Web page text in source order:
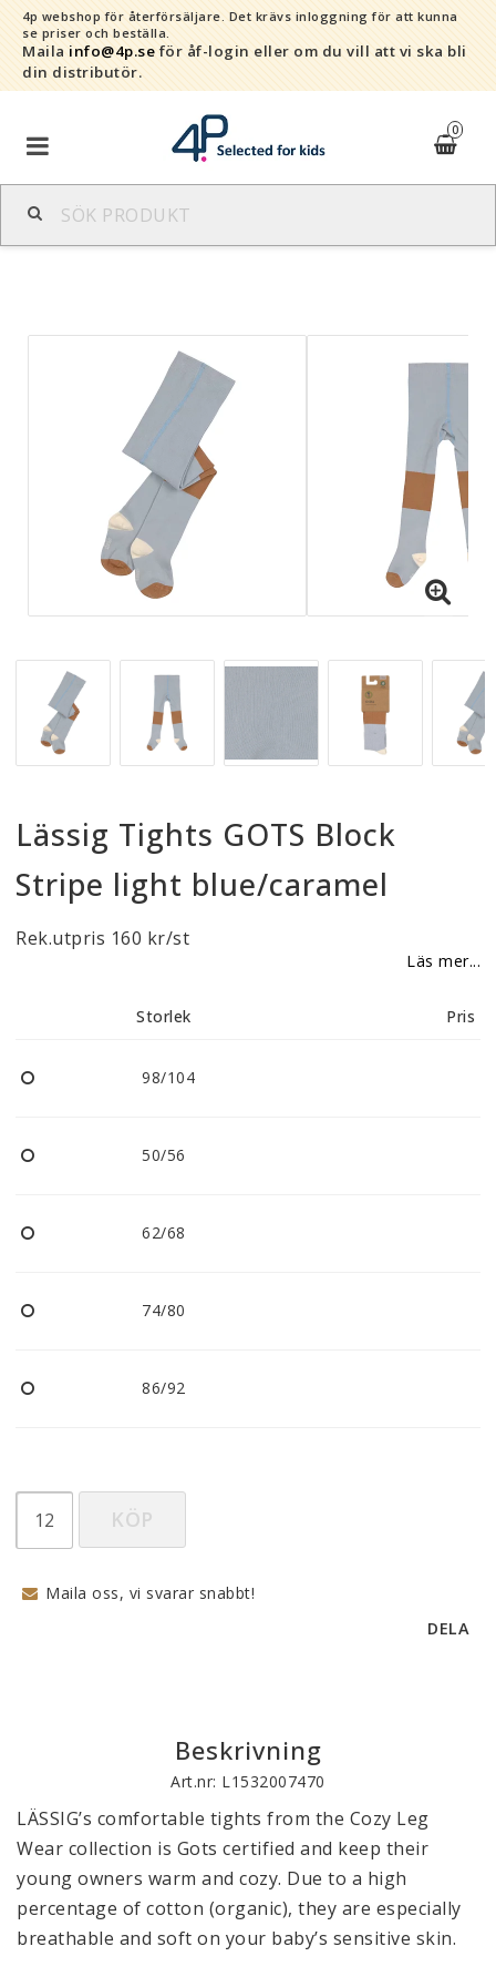
4p webshop för återförsäljare. Det krävs inloggning för att kunna
se priser och beställa.
Maila info@4p.se för åf-login eller om du vill att vi ska bli
din distributör.
0
Varumärken
Kontaktformulär
Reklamationer
BLI ÅTERFÖRSÄLJARE
Vi strävar alltid efter att vara en smidig och
tillmötesgående distributör och tar gärna emot din
feedback.
Lässig Tights GOTS Block
Stripe light blue/caramel
Rek.utpris 160 kr/st
Läs mer...
Storlek Pris
98/104
50/56
62/68
74/80
86/92
KÖP
Maila oss, vi svarar snabbt!
DELA
Beskrivning
Art.nr: L1532007470
LÄSSIG’s comfortable tights from the Cozy Leg
Wear collection is Gots certified and keep their
young owners warm and cozy. Due to a high
percentage of cotton (organic), they are especially
breathable and soft on your baby’s sensitive skin.